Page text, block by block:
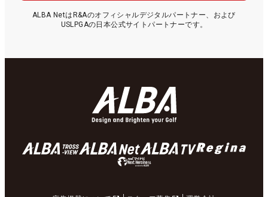
ALBA NetはR&Aのオフィシャルデジタルパートナー、および
USLPGAの日本公式サイトパートナーです。